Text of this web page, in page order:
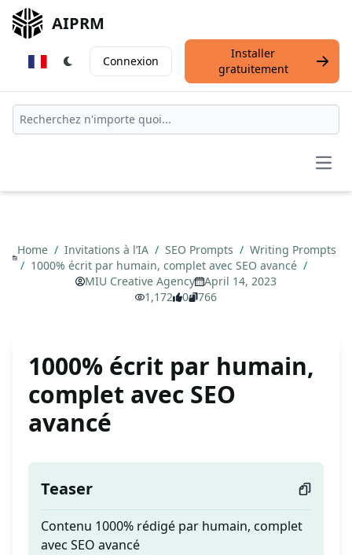
AIPRM
Connexion
Installer
gratuitement
Home / Invitations à l’IA / SEO Prompts / Writing Prompts
/ 1000% écrit par humain, complet avec SEO avancé /
MIU Creative Agency
April 14, 2023
1,172
0 766
1000% écrit par humain,
complet avec SEO
avancé
Teaser
Contenu 1000% rédigé par humain, complet
avec SEO avancé